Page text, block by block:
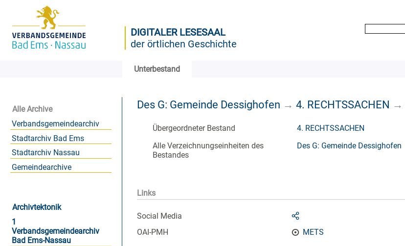
DIGITALER LESESAAL
der örtlichen Geschichte
Unterbestand
Alle Archive
Verbandsgemeindearchiv
Stadtarchiv Bad Ems
Stadtarchiv Nassau
Gemeindearchive
Archivtektonik
1
Verbandsgemeindearchiv
Bad Ems-Nassau
Des G: Gemeinde Dessighofen → 4. RECHTSSACHEN →
Übergeordneter Bestand
4. RECHTSSACHEN
Alle Verzeichnungseinheiten des
Bestandes
Des G: Gemeinde Dessighofen
Links
Social Media
OAI-PMH
METS